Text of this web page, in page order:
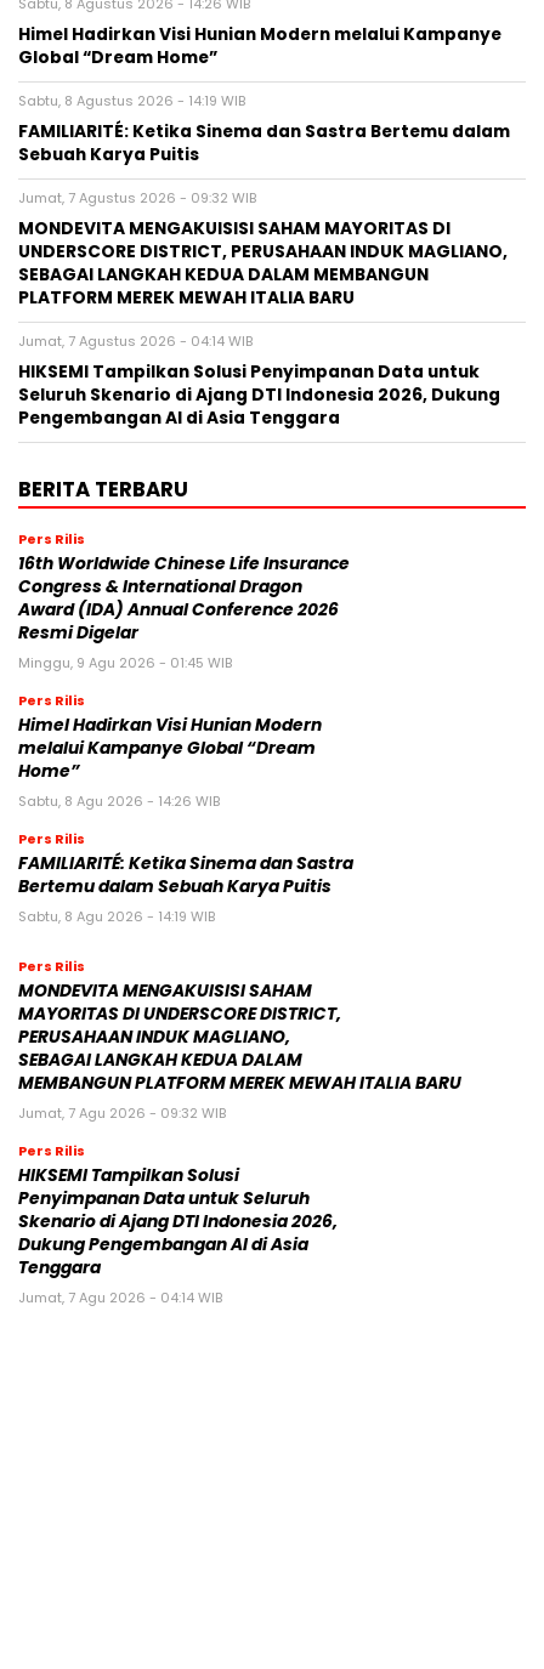
Sabtu, 8 Agustus 2026 - 14:26 WIB
Himel Hadirkan Visi Hunian Modern melalui Kampanye
Global “Dream Home”
Sabtu, 8 Agustus 2026 - 14:19 WIB
FAMILIARITÉ: Ketika Sinema dan Sastra Bertemu dalam
Sebuah Karya Puitis
Jumat, 7 Agustus 2026 - 09:32 WIB
MONDEVITA MENGAKUISISI SAHAM MAYORITAS DI
UNDERSCORE DISTRICT, PERUSAHAAN INDUK MAGLIANO,
SEBAGAI LANGKAH KEDUA DALAM MEMBANGUN
PLATFORM MEREK MEWAH ITALIA BARU
Jumat, 7 Agustus 2026 - 04:14 WIB
HIKSEMI Tampilkan Solusi Penyimpanan Data untuk
Seluruh Skenario di Ajang DTI Indonesia 2026, Dukung
Pengembangan AI di Asia Tenggara
BERITA TERBARU
Pers Rilis
16th Worldwide Chinese Life Insurance
Congress & International Dragon
Award (IDA) Annual Conference 2026
Resmi Digelar
Minggu, 9 Agu 2026 - 01:45 WIB
Pers Rilis
Himel Hadirkan Visi Hunian Modern
melalui Kampanye Global “Dream
Home”
Sabtu, 8 Agu 2026 - 14:26 WIB
Pers Rilis
FAMILIARITÉ: Ketika Sinema dan Sastra
Bertemu dalam Sebuah Karya Puitis
Sabtu, 8 Agu 2026 - 14:19 WIB
Pers Rilis
MONDEVITA MENGAKUISISI SAHAM
MAYORITAS DI UNDERSCORE DISTRICT,
PERUSAHAAN INDUK MAGLIANO,
SEBAGAI LANGKAH KEDUA DALAM
MEMBANGUN PLATFORM MEREK MEWAH ITALIA BARU
Jumat, 7 Agu 2026 - 09:32 WIB
Pers Rilis
HIKSEMI Tampilkan Solusi
Penyimpanan Data untuk Seluruh
Skenario di Ajang DTI Indonesia 2026,
Dukung Pengembangan AI di Asia
Tenggara
Jumat, 7 Agu 2026 - 04:14 WIB